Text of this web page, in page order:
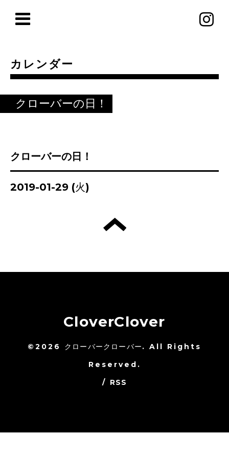
カレンダー
クローバーの日！
クローバーの日！
2019-01-29 (火)
CloverClover
©2026 クローバークローバー. All Rights
Reserved.
/ RSS